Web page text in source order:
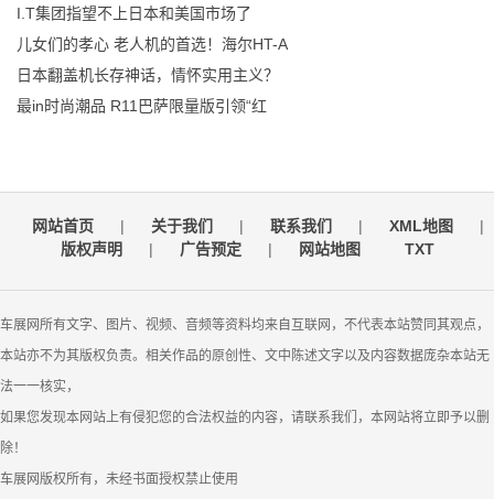
I.T集团指望不上日本和美国市场了
儿女们的孝心 老人机的首选！海尔HT-A
日本翻盖机长存神话，情怀实用主义？
最in时尚潮品 R11巴萨限量版引领“红
网站首页 | 关于我们 | 联系我们 | XML地图
|
版权声明
| 广告预定 | 网站地图 TXT
车展网所有文字、图片、视频、音频等资料均来自互联网，不代表本站赞同其观点，
本站亦不为其版权负责。相关作品的原创性、文中陈述文字以及内容数据庞杂本站无
法一一核实，
如果您发现本网站上有侵犯您的合法权益的内容，请联系我们，本网站将立即予以删
除！
车展网版权所有，未经书面授权禁止使用